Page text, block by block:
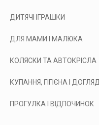
ДИТЯЧІ ІГРАШКИ
ДЛЯ МАМИ І МАЛЮКА
КОЛЯСКИ ТА АВТОКРІСЛА
КУПАННЯ, ГІГІЄНА І ДОГЛЯД
ПРОГУЛКА І ВІДПОЧИНОК